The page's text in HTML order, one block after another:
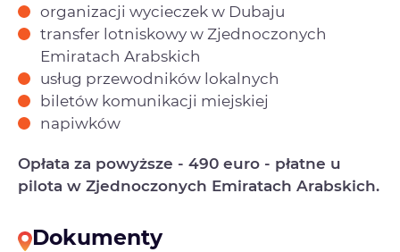
organizacji wycieczek w Dubaju
transfer lotniskowy w Zjednoczonych
Emiratach Arabskich
usług przewodników lokalnych
biletów komunikacji miejskiej
napiwków
Opłata za powyższe - 490 euro - płatne u
pilota w Zjednoczonych Emiratach Arabskich.
Dokumenty